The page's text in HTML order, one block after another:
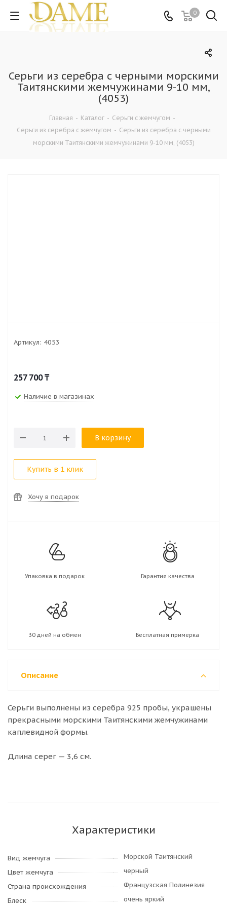
0
Серьги из серебра c черными морскими
Таитянскими жемчужинами 9-10 мм,
(4053)
Главная - Каталог - Серьги с жемчугом -
Серьги из серебра с жемчугом - Серьги из серебра c черными
морскими Таитянскими жемчужинами 9-10 мм, (4053)
Артикул: 4053
257 700₸
Наличие в магазинах
В корзину
Купить в 1 клик
Хочу в подарок
Упаковка в подарок Гарантия качества
30 дней на обмен Бесплатная примерка
Описание
Серьги выполнены из серебра 925 пробы, украшены
прекрасными морскими Таитянскими жемчужинами
каплевидной формы.
Длина серег — 3,6 см.
Характеристики
Вид жемчуга
Морской Таитянский
Цвет жемчуга
черный
Страна происхождения
Французская Полинезия
Блеск
очень яркий